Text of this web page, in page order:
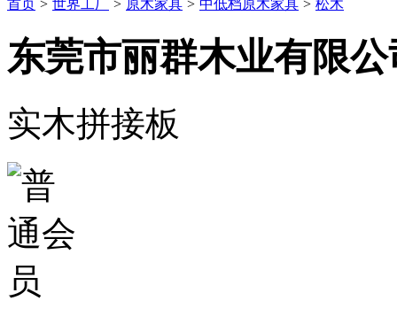
首页 > 世界工厂 > 原木家具 > 中低档原木家具 > 松木
东莞市丽群木业有限公
实木拼接板